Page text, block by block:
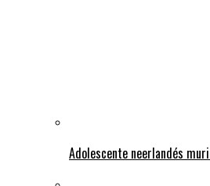
Adolescente neerlandés